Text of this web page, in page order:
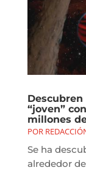
“joven”
millones
POR
Se ha
alrededor